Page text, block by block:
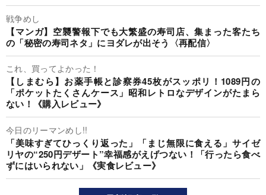
戦争めし
【マンガ】空襲警報下でも大繁盛の寿司店、集まった客たち
の「秘密の寿司ネタ」にヨダレが出そう〈再配信〉
これ、買ってよかった！
【しまむら】お薬手帳と診察券45枚がスッポリ！1089円の
「ポケットたくさんケース」昭和レトロなデザインがたまら
ない！《購入レビュー》
今日のリーマンめし!!
「美味すぎてひっくり返った」「まじ無限に食える」サイゼ
リヤの“250円デザート”幸福感がえげつない！「行ったら食べ
ずにはいられない」《実食レビュー》